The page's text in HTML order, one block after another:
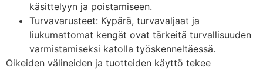
käsittelyyn ja poistamiseen.
Turvavarusteet: Kypärä, turvavaljaat ja
liukumattomat kengät ovat tärkeitä turvallisuuden
varmistamiseksi katolla työskenneltäessä.
Oikeiden välineiden ja tuotteiden käyttö tekee